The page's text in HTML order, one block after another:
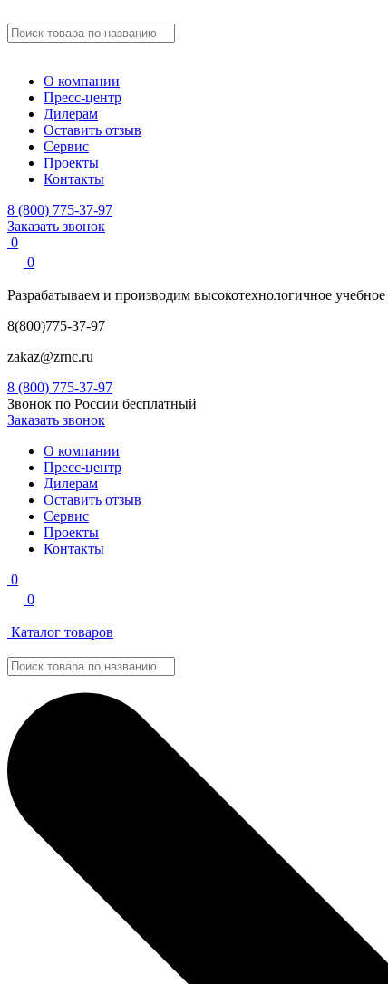
О компании
Пресс-центр
Дилерам
Оставить отзыв
Сервис
Проекты
Контакты
8 (800) 775-37-97
Заказать звонок
0
0
Разрабатываем и производим высокотехнологичное учебное
8(800)775-37-97
zakaz@zrnc.ru
8 (800) 775-37-97
Звонок по России бесплатный
Заказать звонок
О компании
Пресс-центр
Дилерам
Оставить отзыв
Сервис
Проекты
Контакты
0
0
Каталог товаров